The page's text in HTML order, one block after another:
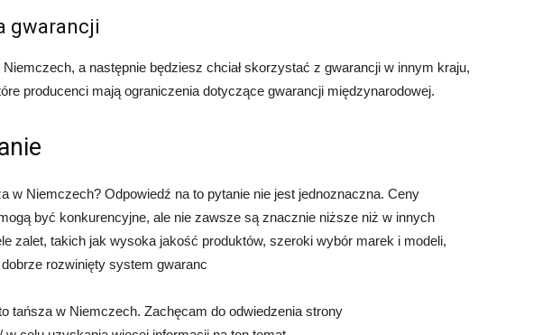
gwarancji
a następnie będziesz chciał skorzystać z gwarancji w innym kraju,
producenci mają ograniczenia dotyczące gwarancji międzynarodowej.
w Niemczech? Odpowiedź na to pytanie nie jest jednoznaczna. Ceny
być konkurencyjne, ale nie zawsze są znacznie niższe niż w innych
zalet, takich jak wysoka jakość produktów, szeroki wybór marek i modeli,
rozwinięty system gwaranc
tańsza w Niemczech. Zachęcam do odwiedzenia strony